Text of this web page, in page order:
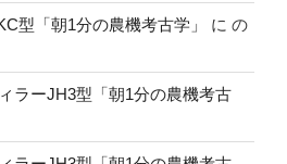
型「朝1分の農機考古学」 に の
ラーJH3型「朝1分の農機考古